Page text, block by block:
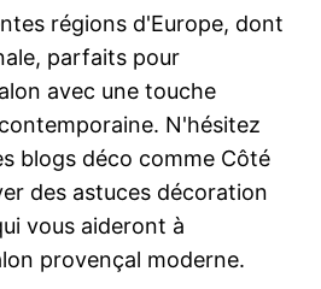
régions d'Europe, dont
parfaits pour
avec une touche
N'hésitez
blogs déco comme Côté
des astuces décoration
vous aideront à
provençal moderne.